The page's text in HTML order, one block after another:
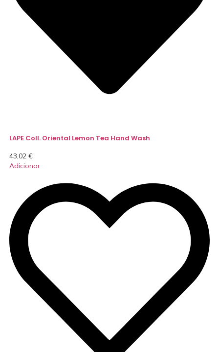
LAPE Coll. Oriental Lemon Tea Hand Wash
43,02 €
Adicionar